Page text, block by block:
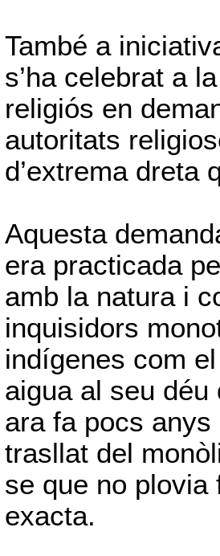
També a
s’ha celebrat a
religiós en
autoritats
d’extrema dreta
Aquesta
era practicada
amb la natura i
inquisidors
indígenes com
aigua al seu déu
ara fa pocs anys
trasllat del
se que no plovia
exacta.